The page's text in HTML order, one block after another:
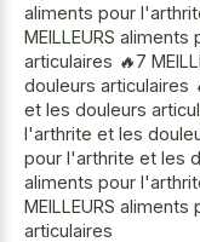
aliments pour
MEILLEURS
articulaires 🔥7
douleurs articulaires
et les douleurs
l'arthrite et les
pour l'arthrite et les
aliments pour
MEILLEURS
articulaires